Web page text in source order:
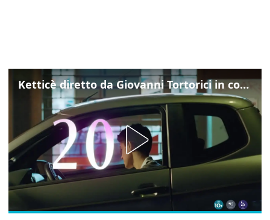
Ketticè diretto da Giovanni Tortorici in concorso al Locarno Film Festival